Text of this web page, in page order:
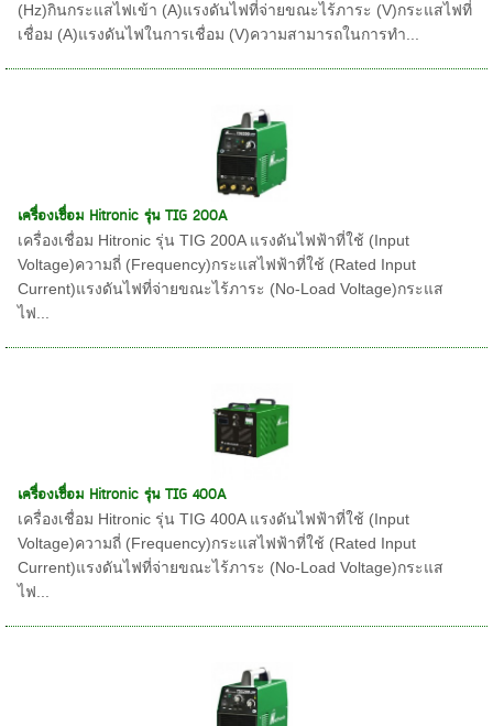
(Hz)กินกระแสไฟเข้า (A)แรงดันไฟที่จ่ายขณะไร้ภาระ (V)กระแสไฟที่
เชื่อม (A)แรงดันไฟในการเชื่อม (V)ความสามารถในการทำ...
เครื่องเชื่อม Hitronic รุ่น TIG 200A
เครื่องเชื่อม Hitronic รุ่น TIG 200A แรงดันไฟฟ้าที่ใช้ (Input
Voltage)ความถี่ (Frequency)กระแสไฟฟ้าที่ใช้ (Rated Input
Current)แรงดันไฟที่จ่ายขณะไร้ภาระ (No-Load Voltage)กระแส
ไฟ...
เครื่องเชื่อม Hitronic รุ่น TIG 400A
เครื่องเชื่อม Hitronic รุ่น TIG 400A แรงดันไฟฟ้าที่ใช้ (Input
Voltage)ความถี่ (Frequency)กระแสไฟฟ้าที่ใช้ (Rated Input
Current)แรงดันไฟที่จ่ายขณะไร้ภาระ (No-Load Voltage)กระแส
ไฟ...